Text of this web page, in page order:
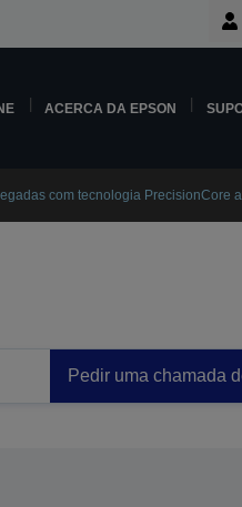
ACERCA DA EPSON
com tecnologia PrecisionCore
Pedir uma chamada